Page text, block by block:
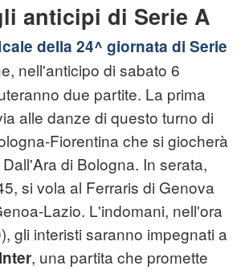
anticipi di Serie A
della 24^ giornata di Serie
nell'anticipo di sabato 6
due partite. La prima
alle danze di questo turno di
Fiorentina che si giocherà
di Bologna. In serata,
si vola al Ferraris di Genova
Lazio. L'indomani, nell'ora
gli interisti saranno impegnati a
, una partita che promette